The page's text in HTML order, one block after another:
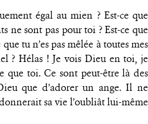
égal au mien ? Est-ce que
ne sont pas pour toi ? Est-ce que
tu n’es pas mêlée à toutes mes
? Hélas ! Je vois Dieu en toi, je
que toi. Ce sont peut-être là des
que d’adorer un ange. Il ne
sa vie l’oubliât lui-même